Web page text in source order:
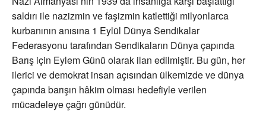
saldırı ile nazizmin ve faşizmin katlettiği milyonlarca
kurbanının anısına 1 Eylül Dünya Sendikalar
Federasyonu tarafından Sendikaların Dünya çapında
Barış için Eylem Günü olarak ilan edilmiştir. Bu gün, her
ilerici ve demokrat insan açısından ülkemizde ve dünya
çapında barışın hâkim olması hedefiyle verilen
mücadeleye çağrı günüdür.